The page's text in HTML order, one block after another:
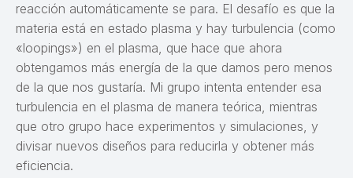
reacción automáticamente se para. El desafío es que la
materia está en estado plasma y hay turbulencia (como
«loopings») en el plasma, que hace que ahora
obtengamos más energía de la que damos pero menos
de la que nos gustaría. Mi grupo intenta entender esa
turbulencia en el plasma de manera teórica, mientras
que otro grupo hace experimentos y simulaciones, y
divisar nuevos diseños para reducirla y obtener más
eficiencia.